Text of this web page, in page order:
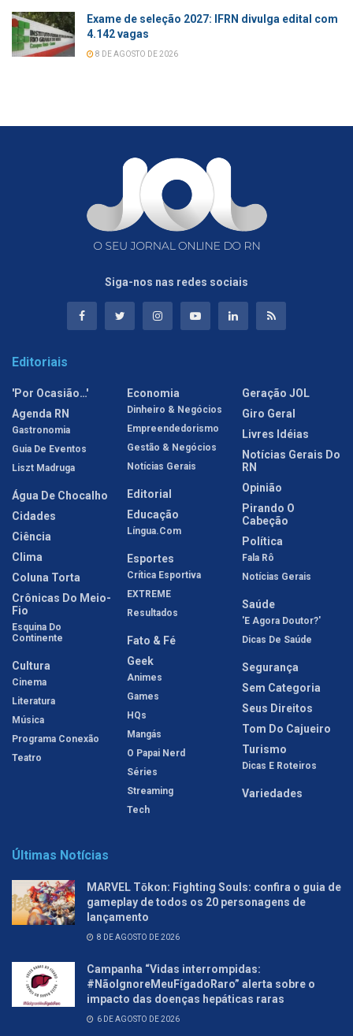
Exame de seleção 2027: IFRN divulga edital com
4.142 vagas
8 DE AGOSTO DE 2026
Siga-nos nas redes sociais
Editoriais
'Por Ocasião…'
Agenda RN
Gastronomia
Guia De Eventos
Liszt Madruga
Água De Chocalho
Cidades
Ciência
Clima
Coluna Torta
Crônicas Do Meio-
Fio
Esquina Do
Continente
Cultura
Cinema
Literatura
Música
Programa Conexão
Teatro
Economia
Dinheiro & Negócios
Empreendedorismo
Gestão & Negócios
Notícias Gerais
Editorial
Educação
Língua.com
Esportes
Crítica Esportiva
EXTREME
Resultados
Fato & Fé
Geek
Animes
Games
HQs
Mangás
O Papai Nerd
Séries
Streaming
Tech
Geração JOL
Giro Geral
Livres Idéias
Notícias Gerais Do
RN
Opinião
Pirando O
Cabeção
Política
Fala Rô
Notícias Gerais
Saúde
'E Agora Doutor?'
Dicas De Saúde
Segurança
Sem Categoria
Seus Direitos
Tom Do Cajueiro
Turismo
Dicas E Roteiros
Variedades
Últimas Notícias
MARVEL Tōkon: Fighting Souls: confira o guia de
gameplay de todos os 20 personagens de
lançamento
8 DE AGOSTO DE 2026
Campanha “Vidas interrompidas:
#NãoIgnoreMeuFígadoRaro” alerta sobre o
impacto das doenças hepáticas raras
6 DE AGOSTO DE 2026